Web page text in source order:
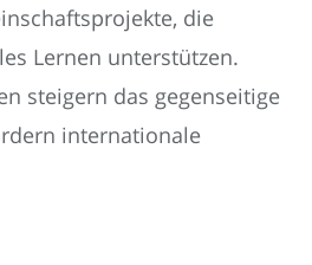
die
Lernen unterstützen.
steigern das gegenseitige
internationale